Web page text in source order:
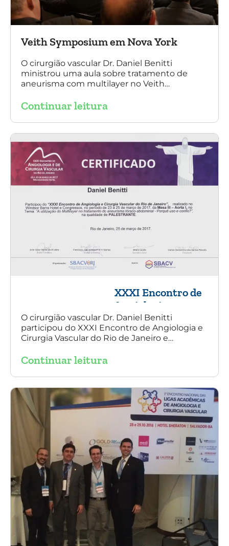
Veith Symposium em Nova York
O cirurgião vascular Dr. Daniel Benitti
ministrou uma aula sobre tratamento de
aneurisma com multilayer no Veith
Continuar leitura
XXXI Encontro de
Angiologia e
Cirurgia Vascular
do Rio de Janeiro
O cirurgião vascular Dr. Daniel Benitti
participou do XXXI Encontro de Angiologia e
Cirurgia Vascular do Rio de Janeiro e
multilayer no tratamento de aneurisma
Continuar leitura